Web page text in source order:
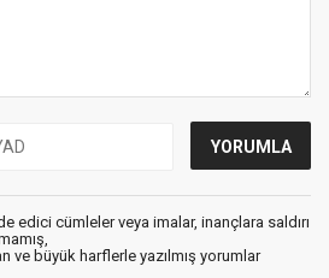
edici cümleler veya imalar, inançlara saldırı
ve büyük harflerle yazılmış yorumlar